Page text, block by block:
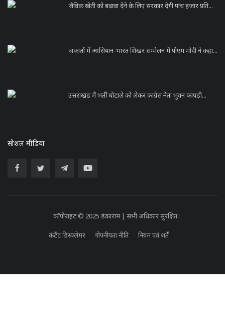
जैविक खेती को बढ़ावा देने के लिए सरकार देगी पांच हजार प्रति...
जकार्ता में आसियान-भारत शिखर सम्मेलन में पीएम मोदी ने कहा...
उत्तराखंड में भर्ती घोटाले को लेकर कांग्रेस नेता भुवन कापड़ी...
सोशल मीडिया
कॉपीराइट © 2025 डंकाराम | सभी अधिकार सुरक्षित।
कंटेंट डिस्क्लेमर गोपनीयता नीति नियम एवं शर्तें